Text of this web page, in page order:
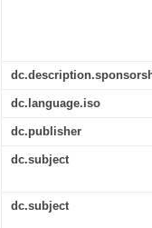
dc.language.iso
dc.publisher
dc.subject
dc.subject